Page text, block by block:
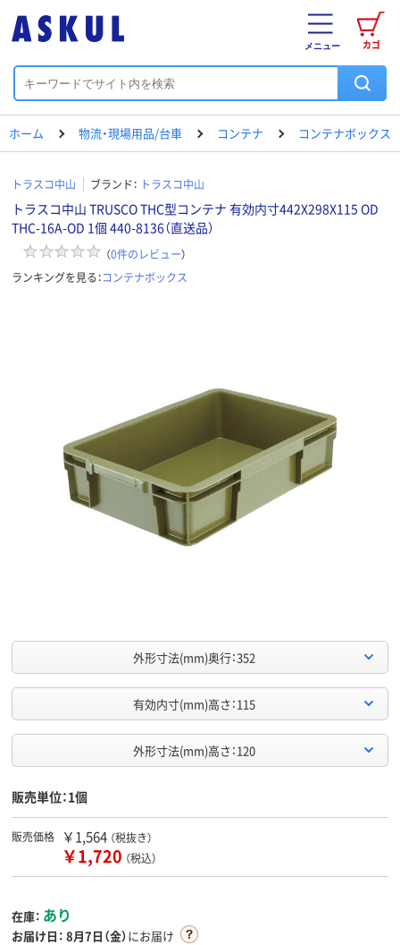
カゴ
メニュー
ホーム 物流・現場用品/台車 コンテナ コンテナボックス
トラスコ中山 ブランド： トラスコ中山
トラスコ中山 TRUSCO THC型コンテナ 有効内寸442X298X115 OD
THC-16A-OD 1個 440-8136（直送品）
（0件のレビュー）
ランキングを見る：コンテナボックス
外形寸法(mm)奥行：352
有効内寸(mm)高さ：115
外形寸法(mm)高さ：120
販売単位：1個
販売価格 ￥1,564 （税抜き）
￥1,720 （税込）
在庫： あり
お届け日： 8月7日（金）にお届け